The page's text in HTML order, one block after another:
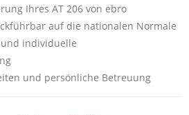
Ihres AT 206 von ebro
auf die nationalen Normale
individuelle
und persönliche Betreuung